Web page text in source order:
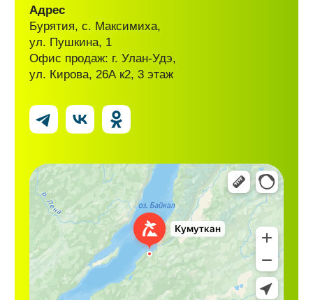
Парк-отель «Кумуткан» — комфортный
отдых в заповедном месте Байкала
круглый год!
Правовая информация
Политика конфиденциальности
(Договор оферты)
персональных данных
авигация
Услуги
Номера
Кемпинг-парк
Экскурсии
Проекты
арк-отель
О парк-отеле
Акции и мероприятия
Галерея
Отзывы
Контакты
Вакансии